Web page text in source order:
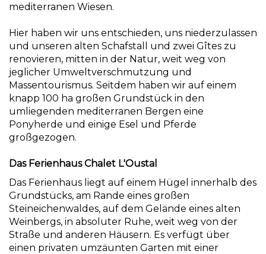
mediterranen Wiesen.
Hier haben wir uns entschieden, uns niederzulassen
und unseren alten Schafstall und zwei Gîtes zu
renovieren, mitten in der Natur, weit weg von
jeglicher Umweltverschmutzung und
Massentourismus. Seitdem haben wir auf einem
knapp 100 ha großen Grundstück in den
umliegenden mediterranen Bergen eine
Ponyherde und einige Esel und Pferde
großgezogen.
Das Ferienhaus Chalet L'Oustal
Das Ferienhaus liegt auf einem Hügel innerhalb des
Grundstücks, am Rande eines großen
Steineichenwaldes, auf dem Gelände eines alten
Weinbergs, in absoluter Ruhe, weit weg von der
Straße und anderen Häusern. Es verfügt über
einen privaten umzäunten Garten mit einer